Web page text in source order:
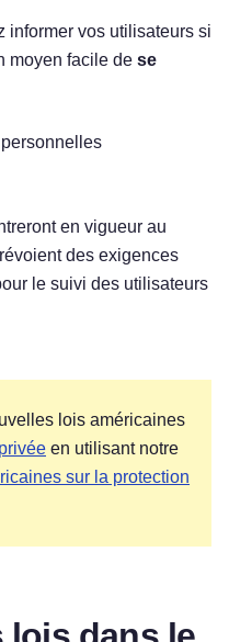
informer vos utilisateurs si
moyen facile de se
en vigueur au
des exigences
le suivi des utilisateurs
lois américaines
en utilisant notre
sur la protection